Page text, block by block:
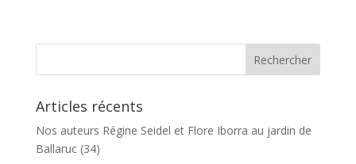
Articles récents
Nos auteurs Régine Seidel et Flore Iborra au jardin de
Ballaruc (34)